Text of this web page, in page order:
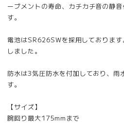
ーブメントの寿命、カチカチ音の静
す。
電池はSR626SWを採用しておりま
しました。
防水は3気圧防水を付加しており、雨
す。
【サイズ】
腕回り最大175mmまで